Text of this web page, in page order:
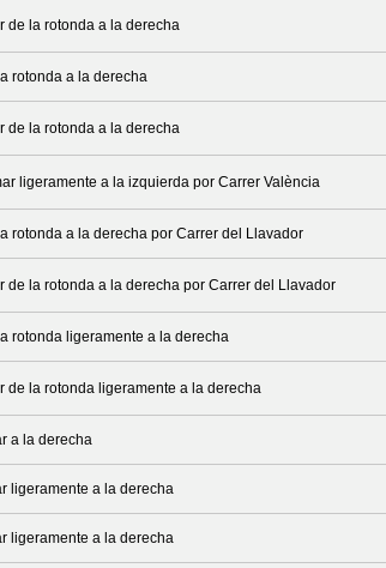
de la rotonda a la derecha
rotonda a la derecha
de la rotonda a la derecha
ligeramente a la izquierda por Carrer València
rotonda a la derecha por Carrer del Llavador
de la rotonda a la derecha por Carrer del Llavador
rotonda ligeramente a la derecha
de la rotonda ligeramente a la derecha
a la derecha
ligeramente a la derecha
ligeramente a la derecha